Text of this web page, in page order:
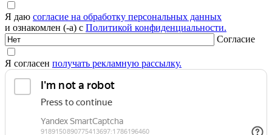
Я даю согласие на обработку персональных данных
и ознакомлен (-а) с Политикой конфиденциальности.
Согласие
Я согласен получать рекламную рассылку.